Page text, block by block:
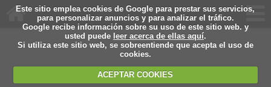
Este sitio emplea cookies de Google para prestar sus servicios,
para personalizar anuncios y para analizar el tráfico.
Google recibe información sobre su uso de este sitio web. y
usted puede leer acerca de ellas aquí.
Si utiliza este sitio web, se sobreentiende que acepta el uso de
cookies.
ACEPTAR COOKIES